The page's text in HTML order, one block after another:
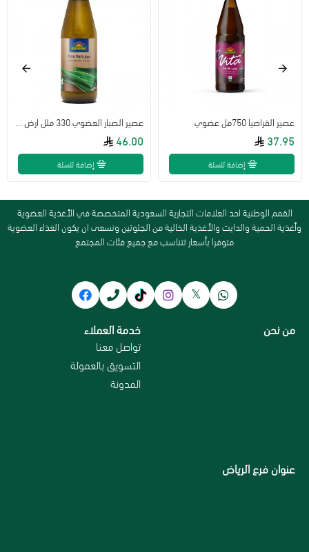
عصير القراصيا 750مل عضوي
37.95
إضافة للسلة
46.00
إضافة للسلة
القمم الوطنية احد العلامات التجارية السعودية المتخصصة في الأغذية العضوية
وأغذية الحمية والدايت والأغذية الخالية من الجلوتين ونسعى ان يكون الغذاء العضوية
متوفرا بأسعار تتناسب مع جميع فئات المجتمع
من نحن خدمة العملاء
تواصل معنا
التسويق بالعمولة
المدونة
عنوان فرع الرياض